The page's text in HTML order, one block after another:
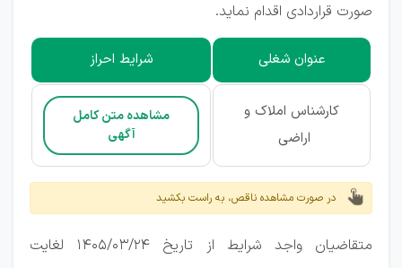
صورت قراردادی اقدام نماید.
عنوان شغلی شرایط احراز
کارشناس املاک و
اراضی
مشاهده متن کامل
آگهی
در صورت مشاهده ناقص، به راست بکشید
متقاضیان واجد شرایط از تاریخ 1405/03/24 لغایت